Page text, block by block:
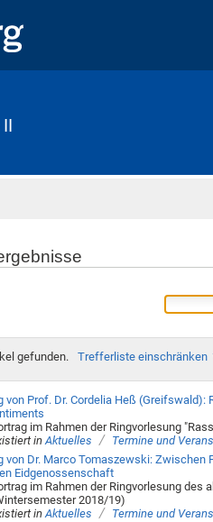
gefunden. Trefferliste einschränken
von Prof. Dr. Cordelia Heß
im Rahmen der Ringvorlesung
in Aktuelles /
Termine und
von Dr. Marco Tomaszewski:
Eidgenossenschaft
im Rahmen der Ringvorlesung des
2018/19)
in Aktuelles /
Termine und